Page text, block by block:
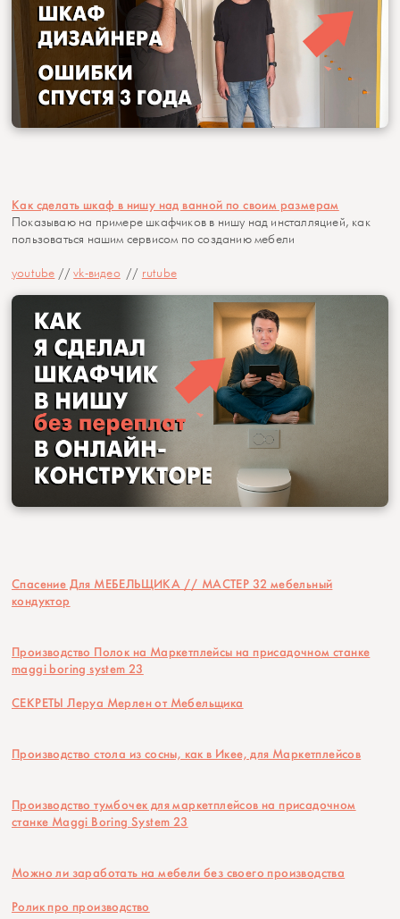
Как сделать шкаф в нишу над ванной по своим размерам
Показываю на примере шкафчиков в нишу над инсталляцией, как
пользоваться нашим сервисом по созданию мебели
youtube //vk-видео // rutube
Спасение Для МЕБЕЛЬЩИКА // МАСТЕР 32 мебельный
кондуктор
Производство Полок на Маркетплейсы на присадочном станке
maggi boring system 23
СЕКРЕТЫ Леруа Мерлен от Мебельщика
Производство стола из сосны, как в Икее, для Маркетплейсов
Производство тумбочек для маркетплейсов на присадочном
станке Maggi Boring System 23
Можно ли заработать на мебели без своего производства
Ролик про производство